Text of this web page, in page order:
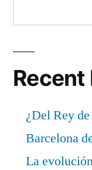
Recent
¿Del Rey
Barcelona
La